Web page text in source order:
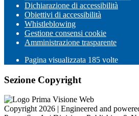
Dichiarazione di accessibilità
Obiettivi di accessibilità
Whistleblowing
Gestione consensi cookie
Amministrazione trasparente
Pagina visualizzata 185 volte
Sezione Copyright
Copyright 2026 | Engineered and